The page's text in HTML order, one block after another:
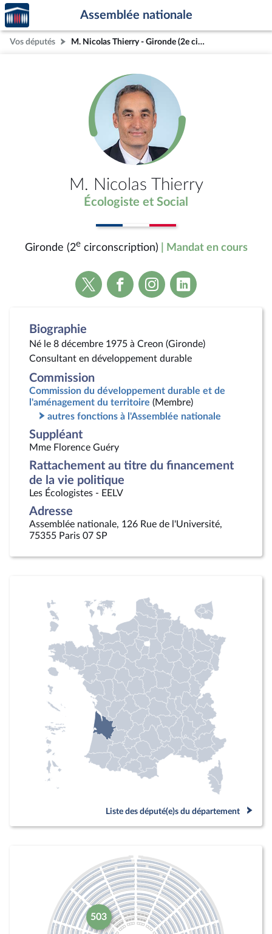
Aller au contenu
Aller en bas de la page
Accèder
à la
page
d'accueil
Assemblée nationale
Vos députés M. Nicolas Thierry - Gironde (2e circonscription)
M. Nicolas Thierry
Écologiste et Social
Gironde (2ecirconscription) | Mandat en cours
Voir
la
Voir
la
Voir
la
Voir
la
Biographie
Né le 8 décembre 1975 à Creon (Gironde)
Consultant en développement durable
Commission
Commission du développement durable et de
l'aménagement du territoire (Membre)
autres fonctions à l'Assemblée nationale
Suppléant
Mme Florence Guéry
Rattachement au titre du financement
de la vie politique
Les Écologistes - EELV
Adresse
Assemblée nationale, 126 Rue de l'Université,
75355 Paris 07 SP
Liste des député(e)s du département
503